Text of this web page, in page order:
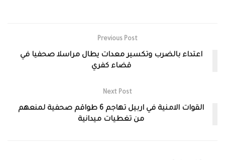
Previous Post
اعتداء بالضرب وتكسير معدات يطال مراسلا صحفيا في
قضاء كفري
Next Post
القوات الامنية في اربيل تهاجم 6 طواقم صحفية لمنعهم
من تغطيات ميدانية